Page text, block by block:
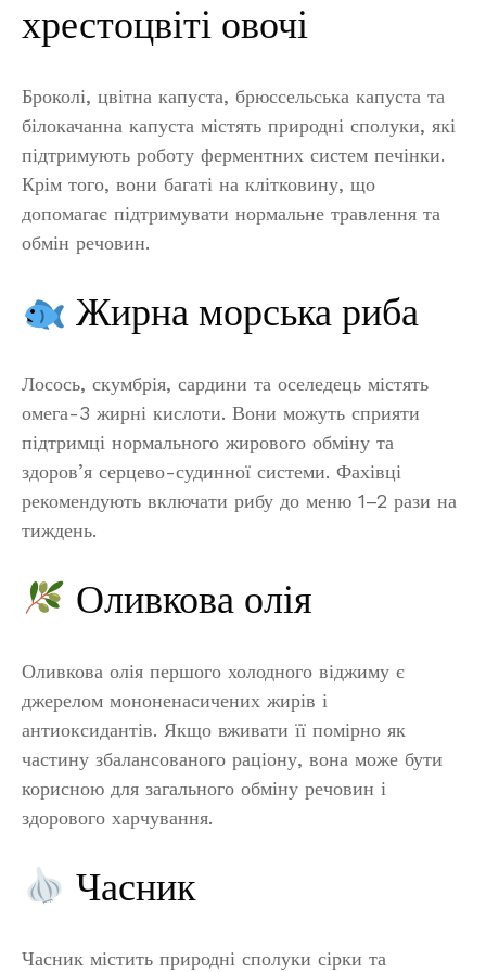
хрестоцвіті овочі
Броколі, цвітна капуста, брюссельська капуста та
білокачанна капуста містять природні сполуки, які
підтримують роботу ферментних систем печінки.
Крім того, вони багаті на клітковину, що
допомагає підтримувати нормальне травлення та
обмін речовин.
Жирна морська риба
Лосось, скумбрія, сардини та оселедець містять
омега-3 жирні кислоти. Вони можуть сприяти
підтримці нормального жирового обміну та
здоров’я серцево-судинної системи. Фахівці
рекомендують включати рибу до меню 1–2 рази на
тиждень.
Оливкова олія
Оливкова олія першого холодного віджиму є
джерелом мононенасичених жирів і
антиоксидантів. Якщо вживати її помірно як
частину збалансованого раціону, вона може бути
корисною для загального обміну речовин і
здорового харчування.
Часник
Часник містить природні сполуки сірки та